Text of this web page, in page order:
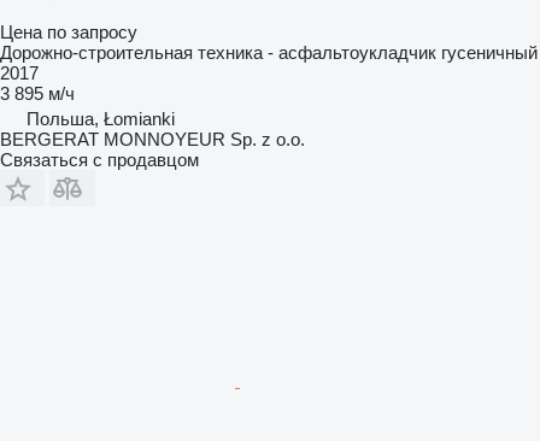
Цена по запросу
Дорожно-строительная техника - асфальтоукладчик гусеничный
2017
3 895 м/ч
Польша, Łomianki
BERGERAT MONNOYEUR Sp. z o.o.
Связаться с продавцом